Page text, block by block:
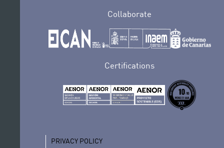
Collaborate
Certifications
PRIVACY POLICY